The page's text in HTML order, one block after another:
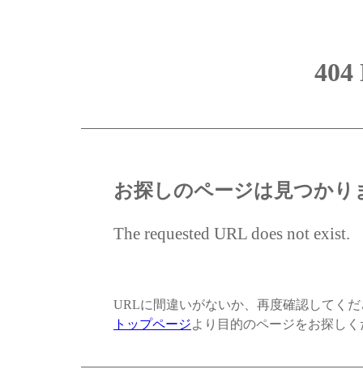
404
お探しのページは見つかり
The requested URL does not exist.
URLに間違いがないか、再度確認してく
トップページより目的のページをお探し